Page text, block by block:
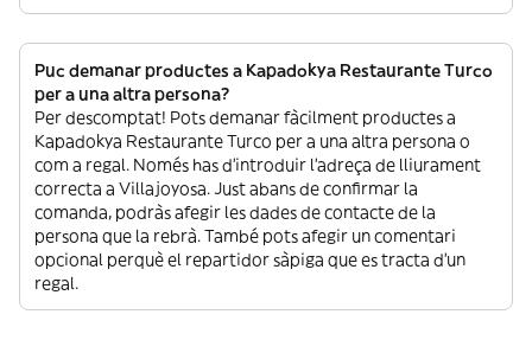
Puc demanar productes a Kapadokya Restaurante Turco
per a una altra persona?
Per descomptat! Pots demanar fàcilment productes a
Kapadokya Restaurante Turco per a una altra persona o
com a regal. Només has d’introduir l’adreça de lliurament
correcta a Villajoyosa. Just abans de confirmar la
comanda, podràs afegir les dades de contacte de la
persona que la rebrà. També pots afegir un comentari
opcional perquè el repartidor sàpiga que es tracta d’un
regal.